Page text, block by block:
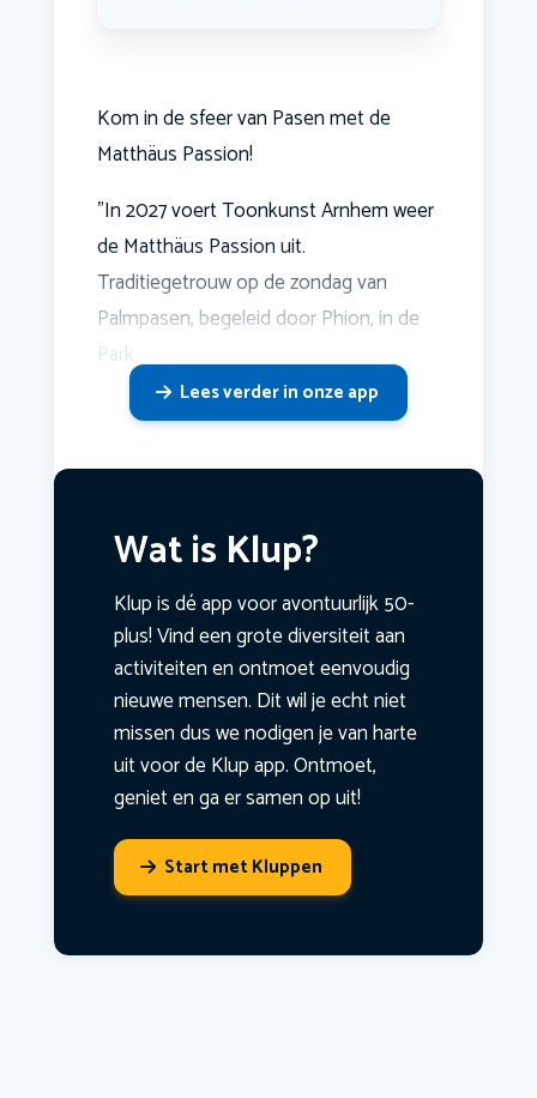
Kom in de sfeer van Pasen met de
Matthäus Passion!
"In 2027 voert Toonkunst Arnhem weer
de Matthäus Passion uit.
Traditiegetrouw op de zondag van
Palmpasen, begeleid door Phion, in de
Park
Lees verder in onze app
Wat is Klup?
Klup is dé app voor avontuurlijk 50-
plus! Vind een grote diversiteit aan
activiteiten en ontmoet eenvoudig
nieuwe mensen. Dit wil je echt niet
missen dus we nodigen je van harte
uit voor de Klup app. Ontmoet,
geniet en ga er samen op uit!
Start met Kluppen